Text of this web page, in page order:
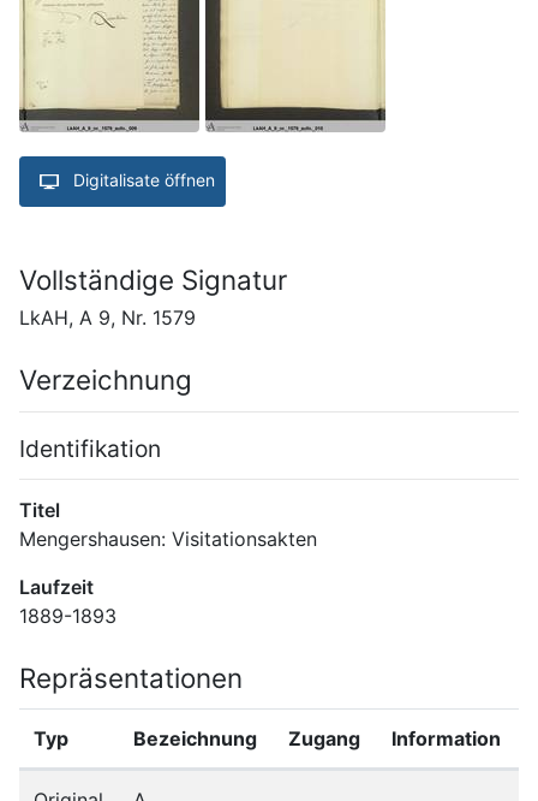
Digitalisate öffnen
Vollständige Signatur
LkAH, A 9, Nr. 1579
Verzeichnung
Identifikation
Titel
Mengershausen: Visitationsakten
Laufzeit
1889-1893
Repräsentationen
Typ Bezeichnung Zugang Information